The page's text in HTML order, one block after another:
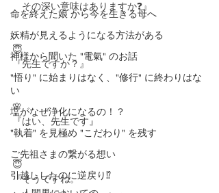
命を終えた娘 から今を生きる母へ
妖精が見えるようになる方法がある
神様から聞いた "電氣" のお話
"悟り" に始まりはなく、"修行" に終わりはな
い
塩がなぜ浄化になるの！？
"執着" を見極め "こだわり" を残す
ご先祖さまの繋がる想い
引越ししたのに逆戻り⁉️
その深い意味はありますか❓』
😇
『先生ですか？』
🌸
『はい、先生です』
😇
『そうですね。